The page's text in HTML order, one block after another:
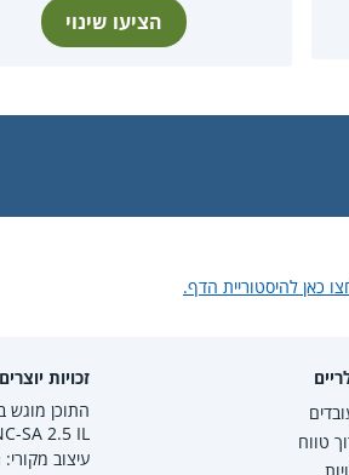
הציעו שינוי
כאן להיסטוריית הדף.
טווח
זכויות יוצרים
SA 2.5 IL.
עיצוב